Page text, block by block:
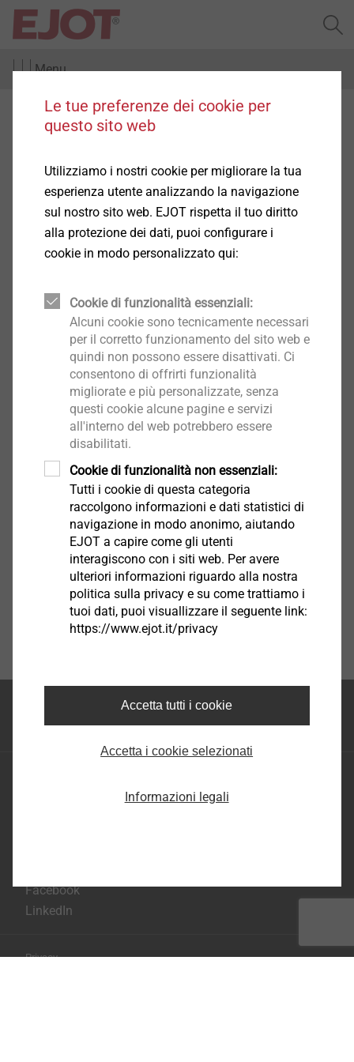
Menu
Impianti fotovoltaici e solare
Coperture industriali
Seleziona
Impianti a terra
Via Marco Polo 16 - 35011 Campodarsego Padova
Facebook
LinkedIn
Privacy
Le tue preferenze dei cookie per
questo sito web
Utilizziamo i nostri cookie per migliorare la tua
esperienza utente analizzando la navigazione
sul nostro sito web. EJOT rispetta il tuo diritto
alla protezione dei dati, puoi configurare i
cookie in modo personalizzato qui:
Cookie di funzionalità essenziali:
Alcuni cookie sono tecnicamente necessari
per il corretto funzionamento del sito web e
quindi non possono essere disattivati. Ci
consentono di offrirti funzionalità
migliorate e più personalizzate, senza
questi cookie alcune pagine e servizi
all'interno del web potrebbero essere
disabilitati.
Cookie di funzionalità non essenziali:
Tutti i cookie di questa categoria
raccolgono informazioni e dati statistici di
navigazione in modo anonimo, aiutando
EJOT a capire come gli utenti
interagiscono con i siti web. Per avere
ulteriori informazioni riguardo alla nostra
politica sulla privacy e su come trattiamo i
tuoi dati, puoi visuallizzare il seguente link:
https://www.ejot.it/privacy
Accetta tutti i cookie
Accetta i cookie selezionati
Informazioni legali